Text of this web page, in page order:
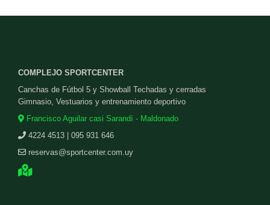
COMPLEJO SPORTCENTER
Canchas de Fútbol 5 y Showball Techadas y cerradas
Gimnasio, Vestuarios y entrenamiento deportivo
Francisco Aguilar casi Sarandí - Maldonado
4224 4513 | 095 931 646
reservas@sportcenter.com.uy